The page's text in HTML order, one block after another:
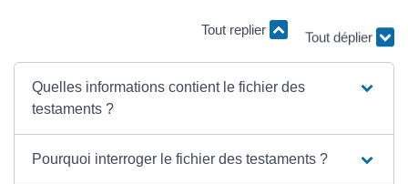
Tout replier
Tout déplier
Quelles informations contient le fichier des
testaments ?
Pourquoi interroger le fichier des testaments ?